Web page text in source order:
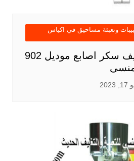
وتعبئة مساحيق في اكياس
ماكينة تعبئة وتغليف سكر اصابع موديل 902